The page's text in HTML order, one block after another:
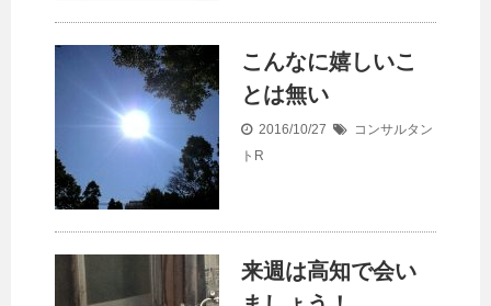
こんなに嬉しいこ
とは無い
2016/10/27
コンサルタン
トR
来週は高知で会い